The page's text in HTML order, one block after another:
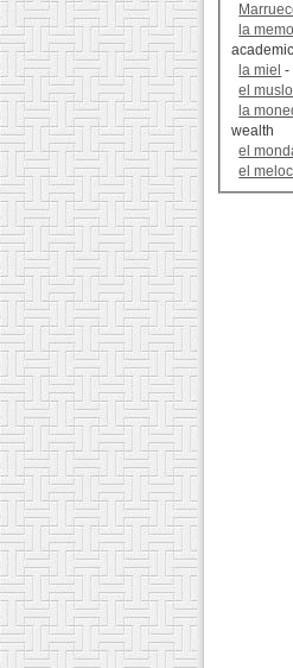
la
la miel -
el muslo
la
wealth
el
el